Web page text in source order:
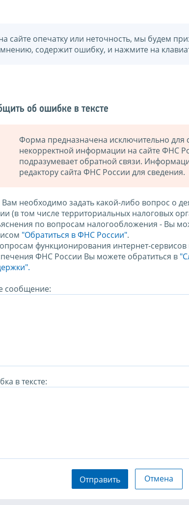
сайте опечатку или неточность, мы будем
содержит ошибку, и нажмите на
об ошибке в тексте
Форма предназначена исключительно для
некорректной информации на сайте ФНС
подразумевает обратной связи.
редактору сайта ФНС России для сведения.
Вам необходимо задать какой-либо вопрос о
(в том числе территориальных налоговых
по вопросам налогообложения - Вы
"Обратиться в ФНС России".
функционирования интернет-
ФНС России Вы можете обратиться в
сообщение:
в тексте:
Отправить Отмена